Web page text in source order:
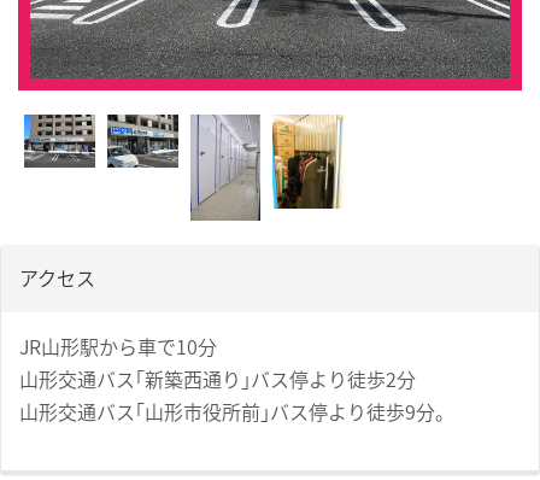
アクセス
JR山形駅から車で10分
山形交通バス｢新築西通り｣バス停より徒歩2分
山形交通バス｢山形市役所前｣バス停より徒歩9分。